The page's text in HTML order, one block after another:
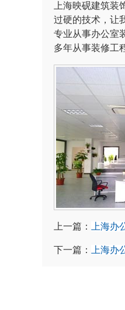
上海映砚建筑
过硬的技术，让
专业从事办公室
多年从事装修工
上一篇： 上海办
下一篇： 上海办